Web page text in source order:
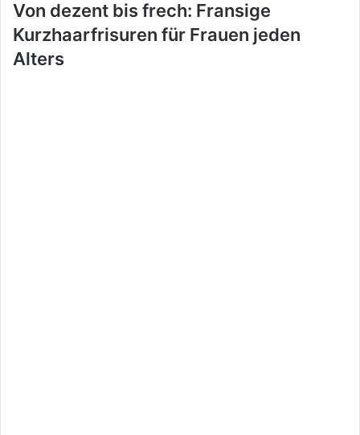
Von dezent bis frech: Fransige
Kurzhaarfrisuren für Frauen jeden
Alters